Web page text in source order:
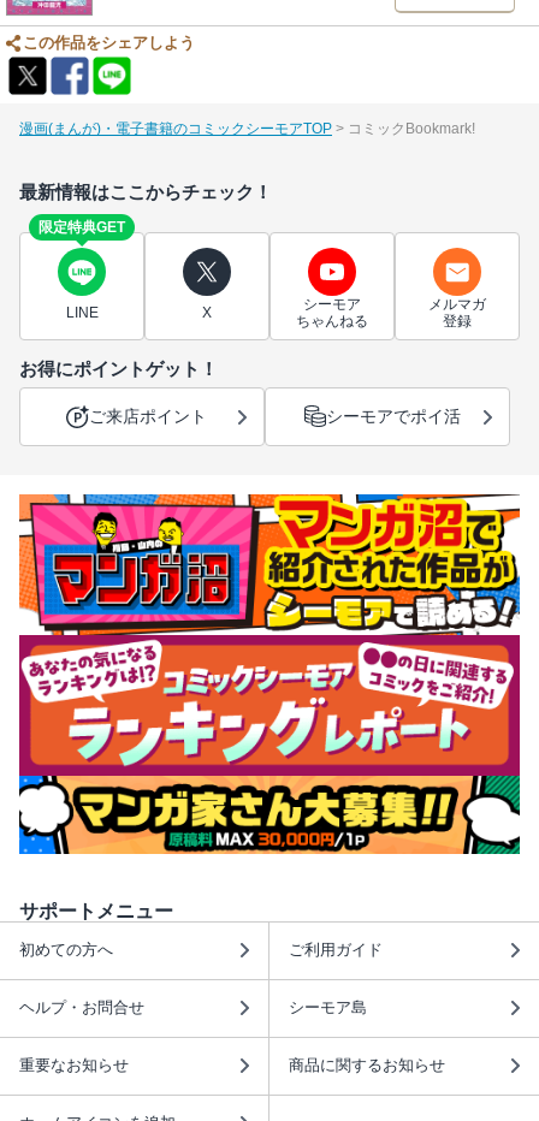
この作品をシェアしよう
漫画(まんが)・電子書籍のコミックシーモアTOP コミックBookmark!
最新情報はここからチェック！
限定特典GET
LINE X
シーモア
ちゃんねる
メルマガ
登録
お得にポイントゲット！
ご来店ポイント シーモアでポイ活
サポートメニュー
初めての方へ ご利用ガイド
ヘルプ・お問合せ シーモア島
重要なお知らせ 商品に関するお知らせ